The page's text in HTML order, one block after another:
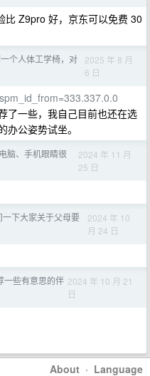
比 Z9pro 好，京东可以免费 30
个人体工学椅，对
2025 年 8 月
6 日
了一些，我自己目前也还在选
公姿势试坐。
脑、手机眼睛很
2024 年 11 月
25 日
下大家关于父母要
2024 年 10
月 24 日
一些有意思的伴 2024 年 10 月 21
日
About · Language